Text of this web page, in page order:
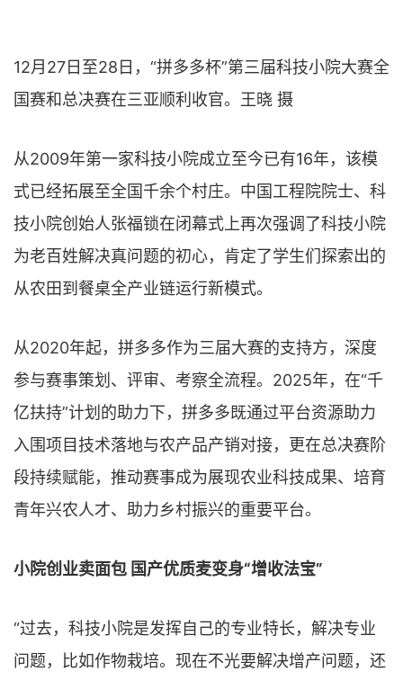
12月27日至28日，“拼多多杯”第三届科技小院大赛全
国赛和总决赛在三亚顺利收官。王晓 摄
从2009年第一家科技小院成立至今已有16年，该模
式已经拓展至全国千余个村庄。中国工程院院士、科
技小院创始人张福锁在闭幕式上再次强调了科技小院
为老百姓解决真问题的初心，肯定了学生们探索出的
从农田到餐桌全产业链运行新模式。
从2020年起，拼多多作为三届大赛的支持方，深度
参与赛事策划、评审、考察全流程。2025年，在“千
亿扶持”计划的助力下，拼多多既通过平台资源助力
入围项目技术落地与农产品产销对接，更在总决赛阶
段持续赋能，推动赛事成为展现农业科技成果、培育
青年兴农人才、助力乡村振兴的重要平台。
小院创业卖面包 国产优质麦变身“增收法宝”
“过去，科技小院是发挥自己的专业特长，解决专业
问题，比如作物栽培。现在不光要解决增产问题，还